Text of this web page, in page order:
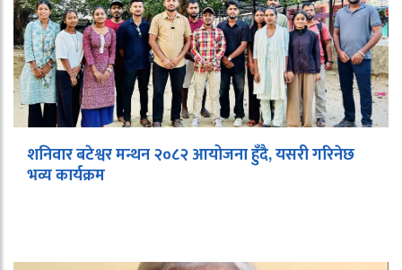
शनिवार बटेश्वर मन्थन २०८२ आयोजना हुँदै, यसरी गरिनेछ
भव्य कार्यक्रम